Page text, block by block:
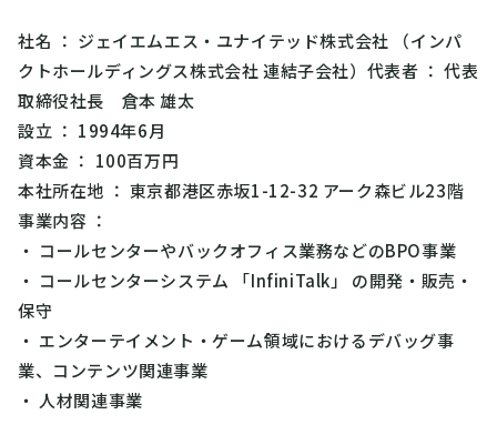
社名 ： ジェイエムエス・ユナイテッド株式会社 （インパ
クトホールディングス株式会社 連結子会社） 代表者 ： 代表
取締役社長 倉本 雄太
設立 ： 1994年6月
資本金 ： 100百万円
本社所在地 ： 東京都港区赤坂1-12-32 アーク森ビル23階
事業内容 ：
・ コールセンターやバックオフィス業務などのBPO事業
・ コールセンターシステム 「InfiniTalk」 の開発・販売・
保守
・ エンターテイメント・ゲーム領域におけるデバッグ事
業、コンテンツ関連事業
・ 人材関連事業